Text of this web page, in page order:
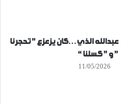
عبدالله الذي…كان يزعزع ” تحجرنا
” و ” كسلنا “
11/05/2026